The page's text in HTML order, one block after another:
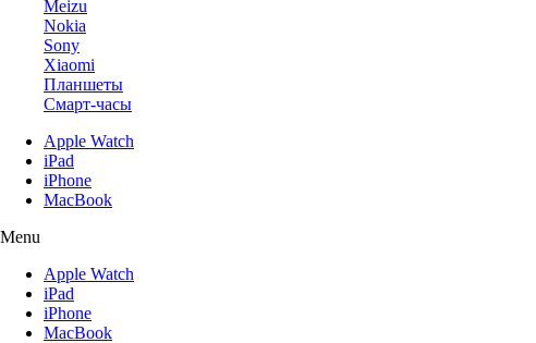
Meizu
Nokia
Sony
Xiaomi
Планшеты
Смарт-часы
Apple Watch
iPad
iPhone
MacBook
Menu
Apple Watch
iPad
iPhone
MacBook